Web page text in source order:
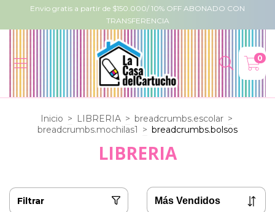
Envio gratis a partir de $150.000/ 10% OFF ABONADO CON
TRANSFERENCIA
0
Inicio > LIBRERIA > breadcrumbs.escolar >
breadcrumbs.mochilas1 > breadcrumbs.bolsos
LIBRERIA
Filtrar